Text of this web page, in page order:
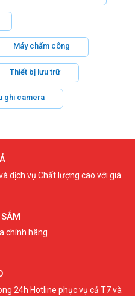
Máy chấm công
Thiết bị lưu trữ
ghi camera
dịch vụ Chất lượng cao với giá
chính hãng
24h Hotline phục vụ cả T7 và